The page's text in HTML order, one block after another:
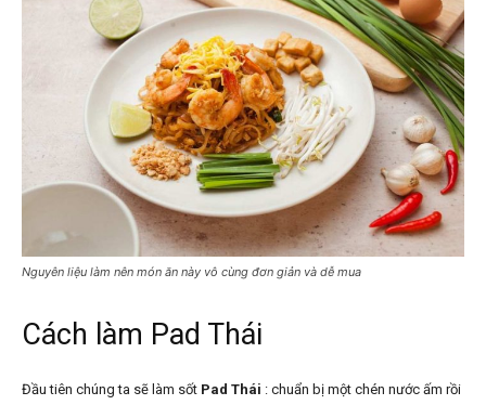
Nguyên liệu làm nên món ăn này vô cùng đơn giản và dễ mua
Cách làm Pad Thái
Đầu tiên chúng ta sẽ làm sốt Pad Thái : chuẩn bị một chén nước ấm rồi